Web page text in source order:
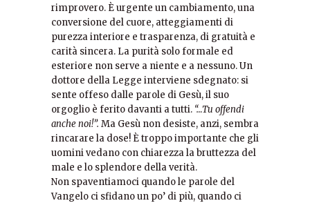
rimprovero. È urgente un cambiamento, una
conversione del cuore, atteggiamenti di
purezza interiore e trasparenza, di gratuità e
carità sincera. La purità solo formale ed
esteriore non serve a niente e a nessuno. Un
dottore della Legge interviene sdegnato: si
sente offeso dalle parole di Gesù, il suo
orgoglio è ferito davanti a tutti. “…Tu offendi
anche noi!”. Ma Gesù non desiste, anzi, sembra
rincarare la dose! È troppo importante che gli
uomini vedano con chiarezza la bruttezza del
male e lo splendore della verità.
Non spaventiamoci quando le parole del
Vangelo ci sfidano un po’ di più, quando ci